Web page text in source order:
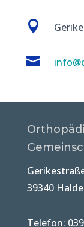


39340
Telefon: